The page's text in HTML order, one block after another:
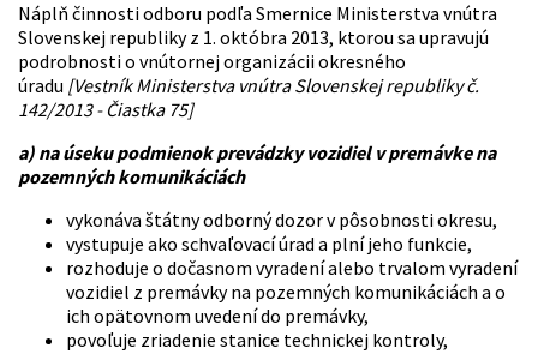
Náplň činnosti odboru podľa Smernice Ministerstva vnútra
Slovenskej republiky z 1. októbra 2013, ktorou sa upravujú
podrobnosti o vnútornej organizácii okresného
úradu [Vestník Ministerstva vnútra Slovenskej republiky č.
142/2013 - Čiastka 75]
a) na úseku podmienok prevádzky vozidiel v premávke na
pozemných komunikáciách
vykonáva štátny odborný dozor v pôsobnosti okresu,
vystupuje ako schvaľovací úrad a plní jeho funkcie,
rozhoduje o dočasnom vyradení alebo trvalom vyradení
vozidiel z premávky na pozemných komunikáciách a o
ich opätovnom uvedení do premávky,
povoľuje zriadenie stanice technickej kontroly,